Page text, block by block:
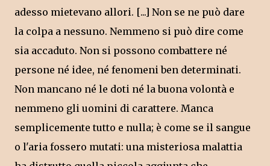
adesso mietevano allori. [...] Non se ne può dare
la colpa a nessuno. Nemmeno si può dire come
sia accaduto. Non si possono combattere né
persone né idee, né fenomeni ben determinati.
Non mancano né le doti né la buona volontà e
nemmeno gli uomini di carattere. Manca
semplicemente tutto e nulla; è come se il sangue
o l'aria fossero mutati: una misteriosa malattia